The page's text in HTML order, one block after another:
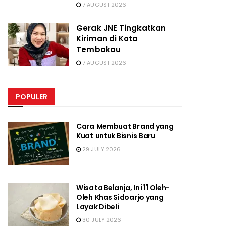
7 AUGUST 2026
Gerak JNE Tingkatkan
Kiriman di Kota
Tembakau
7 AUGUST 2026
POPULER
Cara Membuat Brand yang
Kuat untuk Bisnis Baru
29 JULY 2026
Wisata Belanja, Ini 11 Oleh-
Oleh Khas Sidoarjo yang
Layak Dibeli
30 JULY 2026